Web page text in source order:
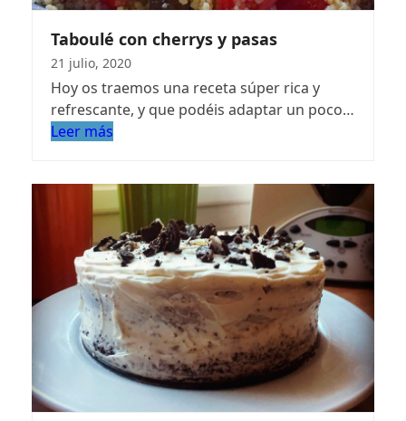
Taboulé con cherrys y pasas
21 julio, 2020
Hoy os traemos una receta súper rica y
refrescante, y que podéis adaptar un poco…
Leer más